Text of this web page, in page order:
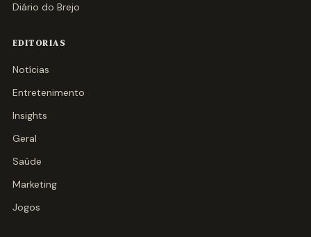
Diário do Brejo
EDITORIAS
Notícias
Entretenimento
Insights
Geral
Saúde
Marketing
Jogos